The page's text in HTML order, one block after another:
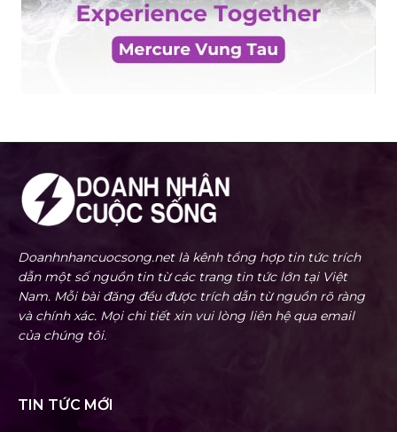
Doanhnhancuocsong.net là kênh tổng hợp tin tức trích
dẫn một số nguồn tin từ các trang tin tức lớn tại Việt
Nam. Mỗi bài đăng đều được trích dẫn từ nguồn rõ ràng
và chính xác. Mọi chi tiết xin vui lòng liên hệ qua email
của chúng tôi.
TIN TỨC MỚI